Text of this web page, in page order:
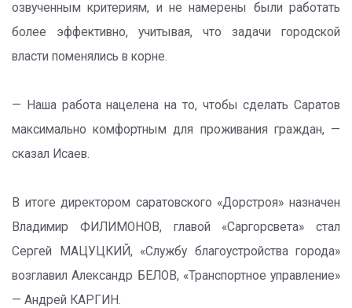
озвученным критериям, и не намерены были работать
более эффективно, учитывая, что задачи городской
власти поменялись в корне.
— Наша работа нацелена на то, чтобы сделать Саратов
максимально комфортным для проживания граждан, —
сказал Исаев.
В итоге директором саратовского «Дорстроя» назначен
Владимир ФИЛИМОНОВ, главой «Саргорсвета» стал
Сергей МАЦУЦКИЙ, «Службу благоустройства города»
возглавил Александр БЕЛОВ, «Транспортное управление»
— Андрей КАРГИН.